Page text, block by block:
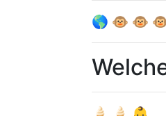
🌎 🐵 🐵